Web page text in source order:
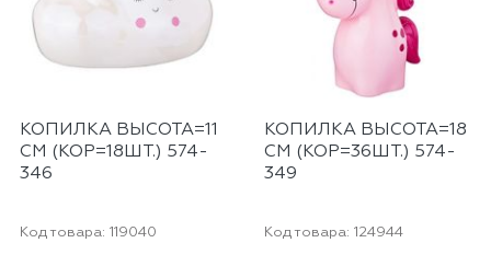
КОПИЛКА ВЫСОТА=11
СМ (КОР=18ШТ.) 574-
346
КОПИЛКА ВЫСОТА=18
СМ (КОР=36ШТ.) 574-
349
Код товара: 119040 Код товара: 124944